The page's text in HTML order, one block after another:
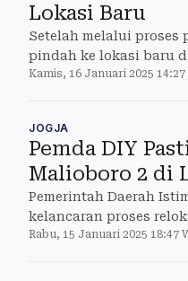
Lokasi Baru
Setelah melalui proses
pindah ke lokasi baru
Kamis, 16 Januari 2025 14:27
JOGJA
Pemda DIY
Malioboro 2 di
Pemerintah Daerah
kelancaran proses
tempat yang
Rabu, 15 Januari 2025 18:47